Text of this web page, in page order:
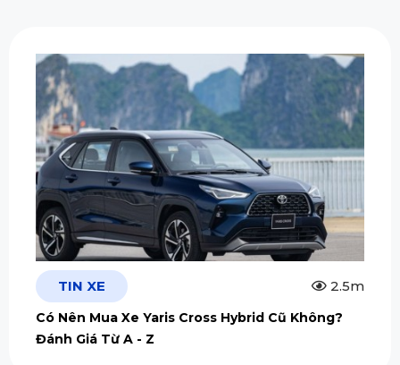
TIN XE 2.5m
Có Nên Mua Xe Yaris Cross Hybrid Cũ Không?
Đánh Giá Từ A - Z